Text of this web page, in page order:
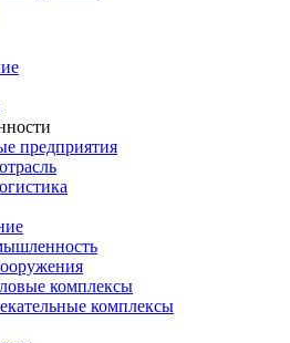
предприятия
комплексы
комплексы